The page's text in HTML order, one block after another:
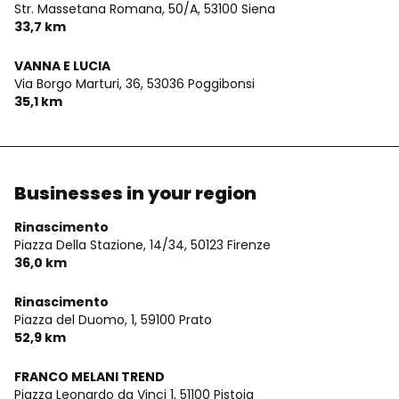
Str. Massetana Romana, 50/A, 53100 Siena
33,7 km
VANNA E LUCIA
Via Borgo Marturi, 36, 53036 Poggibonsi
35,1 km
Businesses in your region
Rinascimento
Piazza Della Stazione, 14/34, 50123 Firenze
36,0 km
Rinascimento
Piazza del Duomo, 1, 59100 Prato
52,9 km
FRANCO MELANI TREND
Piazza Leonardo da Vinci 1, 51100 Pistoia